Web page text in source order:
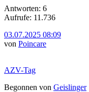
Antworten: 6
Aufrufe: 11.736
03.07.2025 08:09
von Poincare
AZV-Tag
Begonnen von Geislinger